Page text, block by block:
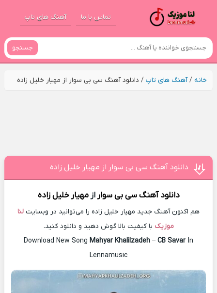
تماس با ما آهنگ های تاپ
جستجو
خانه/آهنگ های تاپ/ دانلود آهنگ سی بی سوار از مهیار خلیل زاده
دانلود آهنگ سی بی سوار از مهیار خلیل زاده
دانلود آهنگ سی بی سوارازمهیار خلیل زاده
هم اکنون آهنگ جدید مهیار خلیل زاده را می‌توانید در وبسایت لنا
موزیک با کیفیت بالا گوش دهید و دانلود کنید.
Download New Song Mahyar Khalilzadeh – CB Savar In
Lennamusic